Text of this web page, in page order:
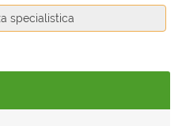
specialistica